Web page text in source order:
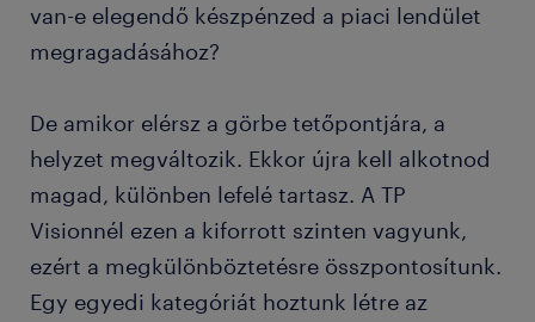
van-e elegendő készpénzed a piaci lendület
megragadásához?
De amikor elérsz a görbe tetőpontjára, a
helyzet megváltozik. Ekkor újra kell alkotnod
magad, különben lefelé tartasz. A TP
Visionnél ezen a kiforrott szinten vagyunk,
ezért a megkülönböztetésre összpontosítunk.
Egy egyedi kategóriát hoztunk létre az